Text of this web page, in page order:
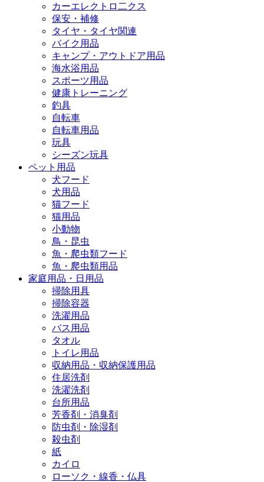
カーエレクトロ二クス
保安・補修
タイヤ・タイヤ関連
バイク用品
キャンプ・アウトドア用品
海水浴用品
スポーツ用品
健康トレーニング
釣具
自転車
自転車用品
玩具
シーズン玩具
ペット用品
犬フード
犬用品
猫フード
猫用品
小動物
鳥・昆虫
魚・爬虫類フード
魚・爬虫類用品
家庭用品・日用品
掃除用具
掃除容器
洗濯用品
バス用品
タオル
トイレ用品
収納用品・収納保護用品
住居洗剤
洗濯洗剤
台所用品
芳香剤・消臭剤
防虫剤・除湿剤
殺虫剤
紙
カイロ
ローソク・線香・仏具